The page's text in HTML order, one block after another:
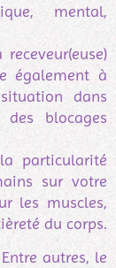
mental,
également à
dans
blocages
particularité
sur votre
les muscles,
du corps.
autres, le